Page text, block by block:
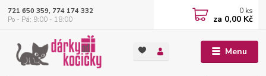
Menu
721 650 359, 774 174 332
Po - Pá: 9:00 - 18:00
0 ks
za 0,00 Kč